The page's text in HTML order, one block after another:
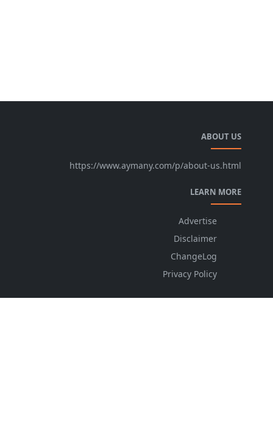
ABOUT US
https://www.aymany.com/p/about-us.html
LEARN MORE
Advertise
Disclaimer
ChangeLog
Privacy Policy